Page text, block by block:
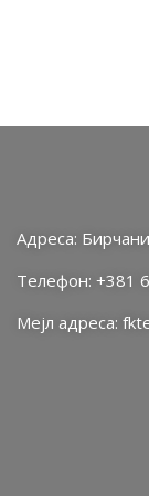
Адреса:
Телефон: +381
Мејл адреса: